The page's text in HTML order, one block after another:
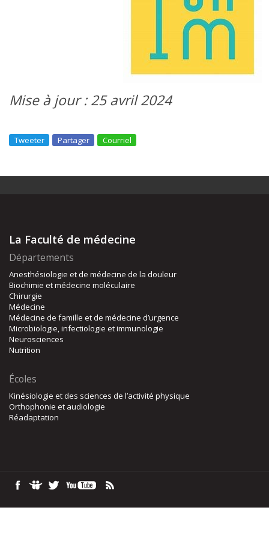
Mise à jour : 25 avril 2024
Tweeter Partager Courriel
La Faculté de médecine
Départements
Anesthésiologie et de médecine de la douleur
Biochimie et médecine moléculaire
Chirurgie
Médecine
Médecine de famille et de médecine d’urgence
Microbiologie, infectiologie et immunologie
Neurosciences
Nutrition
Écoles
Kinésiologie et des sciences de l’activité physique
Orthophonie et audiologie
Réadaptation